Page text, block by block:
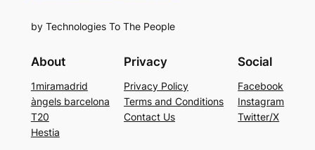
by Technologies To The People
About
1miramadrid
àngels barcelona
T20
Hestia
Privacy
Privacy Policy
Terms and Conditions
Contact Us
Social
Facebook
Instagram
Twitter/X